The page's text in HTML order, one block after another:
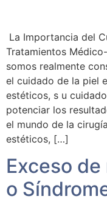
La Importancia del
Tratamientos
somos realmente
el cuidado de la piel
estéticos, s u
potenciar los
el mundo de la
estéticos, […]
Exceso
o